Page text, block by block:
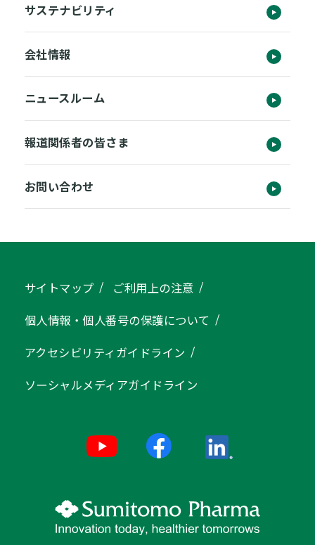
サステナビリティ
会社情報
ニュースルーム
報道関係者の皆さま
お問い合わせ
サイトマップ
ご利用上の注意
個人情報・個人番号の保護について
アクセシビリティガイドライン
ソーシャルメディアガイドライン